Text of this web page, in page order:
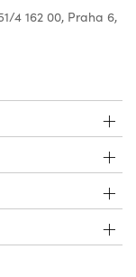
4 162 00, Praha 6,